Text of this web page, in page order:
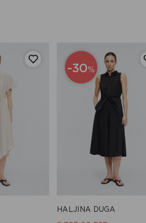
-30%
HALJINA DUGA